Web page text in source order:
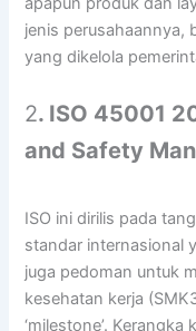
jenis perusahaannya,
yang dikelola
2. ISO 45001
and Safety
ISO ini dirilis pada
standar internasional
juga pedoman untuk
kesehatan kerja
‘milestone’.